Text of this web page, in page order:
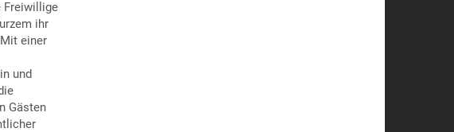
Freiwillige
ihr
einer
und
Gästen